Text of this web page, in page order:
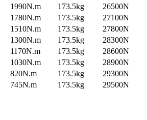
1990N.m 173.5kg 26500N
1780N.m 173.5kg 27100N
1510N.m 173.5kg 27800N
1300N.m 173.5kg 28300N
1170N.m 173.5kg 28600N
1030N.m 173.5kg 28900N
820N.m 173.5kg 29300N
745N.m 173.5kg 29500N